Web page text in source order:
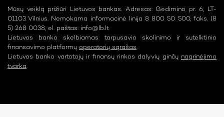
Mūsų veiklą prižiūri Lietuvos bankas. Adresas: Gedimino pr. 6, LT-
01103 Vilnius. Nemokama informacinė linija 8 800 50 500, faks. (8
5) 268 0038, el. paštas: info@lb.lt
Lietuvos banko skelbiamas tarpusavio skolinimo ir sutelktinio
finansavimo platformų operatorių sąrašas.
Lietuvos banko vartotojų ir finansų rinkos dalyvių ginčų nagrinėjimo
tvarka.